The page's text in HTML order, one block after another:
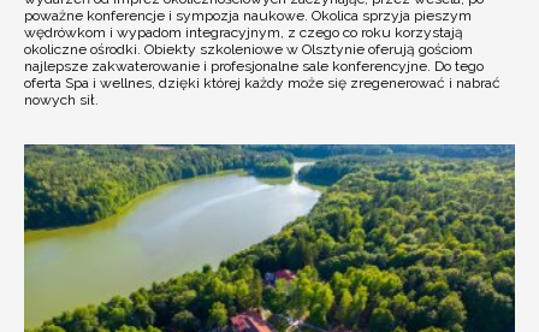
poważne konferencje i sympozja naukowe. Okolica sprzyja pieszym
wędrówkom i wypadom integracyjnym, z czego co roku korzystają
okoliczne ośrodki. Obiekty szkoleniowe w Olsztynie oferują gościom
najlepsze zakwaterowanie i profesjonalne sale konferencyjne. Do tego
oferta Spa i wellnes, dzięki której każdy może się zregenerować i nabrać
nowych sił.